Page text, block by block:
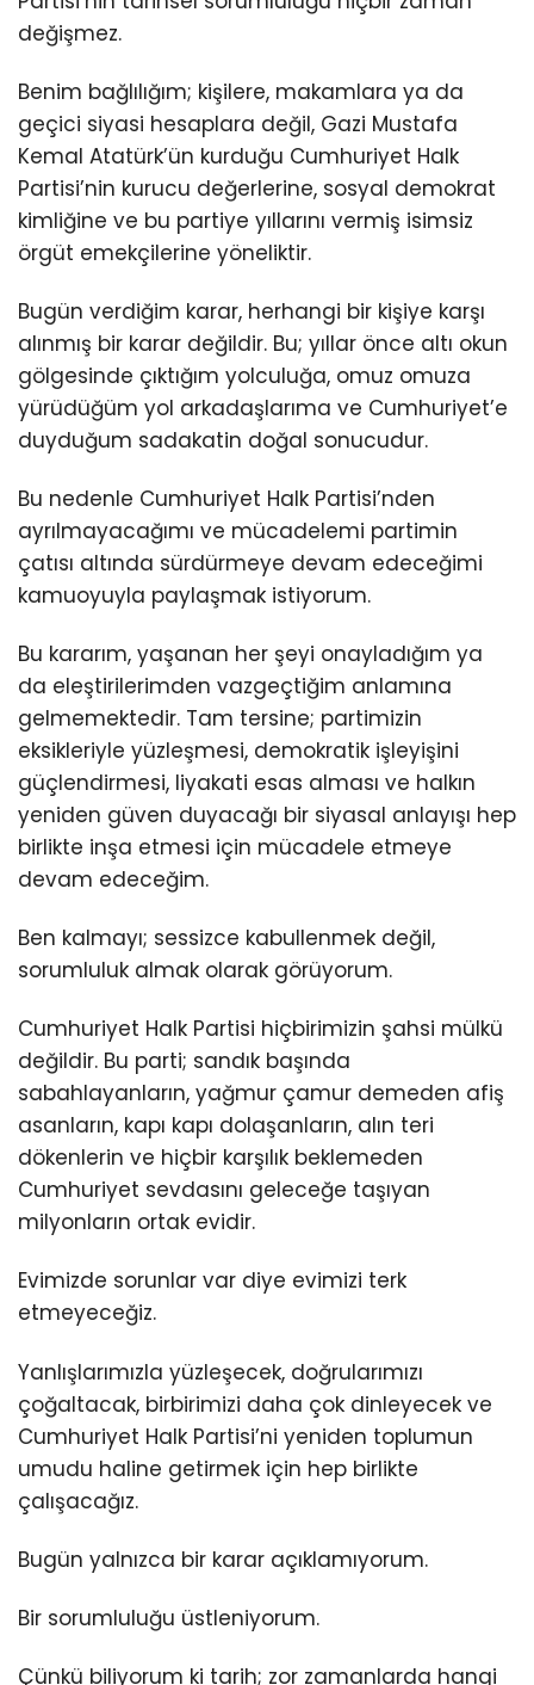
değişmez.
Benim bağlılığım; kişilere, makamlara ya da
geçici siyasi hesaplara değil, Gazi Mustafa
Kemal Atatürk’ün kurduğu Cumhuriyet Halk
Partisi’nin kurucu değerlerine, sosyal demokrat
kimliğine ve bu partiye yıllarını vermiş isimsiz
örgüt emekçilerine yöneliktir.
Bugün verdiğim karar, herhangi bir kişiye karşı
alınmış bir karar değildir. Bu; yıllar önce altı okun
gölgesinde çıktığım yolculuğa, omuz omuza
yürüdüğüm yol arkadaşlarıma ve Cumhuriyet’e
duyduğum sadakatin doğal sonucudur.
Bu nedenle Cumhuriyet Halk Partisi’nden
ayrılmayacağımı ve mücadelemi partimin
çatısı altında sürdürmeye devam edeceğimi
kamuoyuyla paylaşmak istiyorum.
Bu kararım, yaşanan her şeyi onayladığım ya
da eleştirilerimden vazgeçtiğim anlamına
gelmemektedir. Tam tersine; partimizin
eksikleriyle yüzleşmesi, demokratik işleyişini
güçlendirmesi, liyakati esas alması ve halkın
yeniden güven duyacağı bir siyasal anlayışı hep
birlikte inşa etmesi için mücadele etmeye
devam edeceğim.
Ben kalmayı; sessizce kabullenmek değil,
sorumluluk almak olarak görüyorum.
Cumhuriyet Halk Partisi hiçbirimizin şahsi mülkü
değildir. Bu parti; sandık başında
sabahlayanların, yağmur çamur demeden afiş
asanların, kapı kapı dolaşanların, alın teri
dökenlerin ve hiçbir karşılık beklemeden
Cumhuriyet sevdasını geleceğe taşıyan
milyonların ortak evidir.
Evimizde sorunlar var diye evimizi terk
etmeyeceğiz.
Yanlışlarımızla yüzleşecek, doğrularımızı
çoğaltacak, birbirimizi daha çok dinleyecek ve
Cumhuriyet Halk Partisi’ni yeniden toplumun
umudu haline getirmek için hep birlikte
çalışacağız.
Bugün yalnızca bir karar açıklamıyorum.
Bir sorumluluğu üstleniyorum.
Çünkü biliyorum ki tarih; zor zamanlarda hangi